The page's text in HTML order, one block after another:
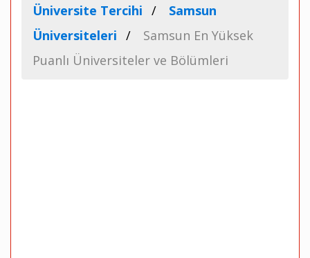
Üniversite Tercihi
Samsun
Üniversiteleri
Samsun En Yüksek
Puanlı Üniversiteler ve Bölümleri